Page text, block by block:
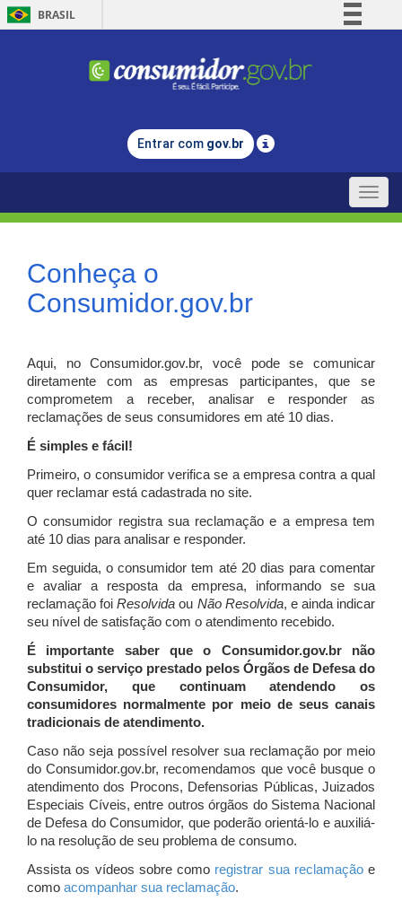
BRASIL
Comunica BR
Legislação
Entrar com gov.br
Toggle
Conheça o
Consumidor.gov.br
Aqui, no Consumidor.gov.br, você pode se comunicar
diretamente com as empresas participantes, que se
comprometem a receber, analisar e responder as
reclamações de seus consumidores em até 10 dias.
É simples e fácil!
Primeiro, o consumidor verifica se a empresa contra a qual
quer reclamar está cadastrada no site.
O consumidor registra sua reclamação e a empresa tem
até 10 dias para analisar e responder.
Em seguida, o consumidor tem até 20 dias para comentar
e avaliar a resposta da empresa, informando se sua
reclamação foiResolvida ou Não Resolvida, e ainda indicar
seu nível de satisfação com o atendimento recebido.
É importante saber que o Consumidor.gov.br não
substitui o serviço prestado pelos Órgãos de Defesa do
Consumidor, que continuam atendendo os
consumidores normalmente por meio de seus canais
tradicionais de atendimento.
Caso não seja possível resolver sua reclamação por meio
do Consumidor.gov.br, recomendamos que você busque o
atendimento dos Procons, Defensorias Públicas, Juizados
Especiais Cíveis, entre outros órgãos do Sistema Nacional
de Defesa do Consumidor, que poderão orientá-lo e auxiliá-
lo na resolução de seu problema de consumo.
Assista os vídeos sobre como registrar sua reclamaçãoe
como acompanhar sua reclamação.